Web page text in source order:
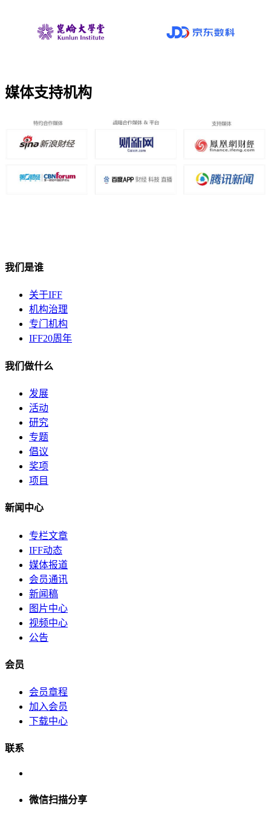
媒体支持机构
我们是谁
关于IFF
机构治理
专门机构
IFF20周年
我们做什么
发展
活动
研究
专题
倡议
奖项
项目
新闻中心
专栏文章
IFF动态
媒体报道
会员通讯
新闻稿
图片中心
视频中心
公告
会员
会员章程
加入会员
下载中心
联系
微信扫描分享